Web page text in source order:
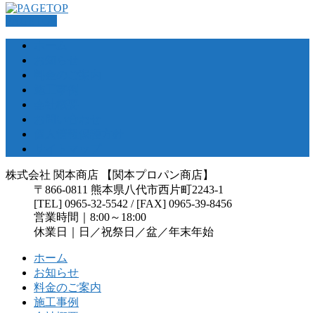
株式会社 関本商店 【関本プロパン商店】
〒866-0811 熊本県八代市西片町2243-1
[TEL] 0965-32-5542 / [FAX] 0965-39-8456
営業時間｜8:00～18:00
休業日｜日／祝祭日／盆／年末年始
ホーム
お知らせ
料金のご案内
施工事例